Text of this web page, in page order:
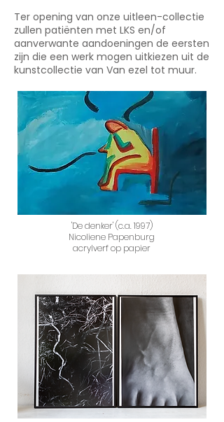
Ter opening van onze uitleen-collectie
zullen patiënten met LKS en/of
aanverwante aandoeningen de eersten
zijn die een werk mogen uitkiezen uit de
kunstcollectie van Van ezel tot muur.
'De denker' (c.a. 1997)
Nicoliene Papenburg
acrylverf op papier